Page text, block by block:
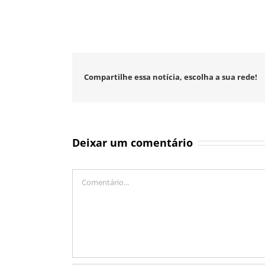
Compartilhe essa notícia, escolha a sua rede!
Deixar um comentário